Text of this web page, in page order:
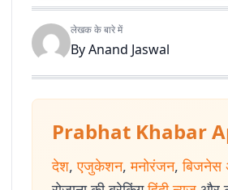
लेखक के बारे में
ByAnand Jaswal
Prabhat Khabar
देश, एजुकेशन, मनोरंजन, बिजनेस